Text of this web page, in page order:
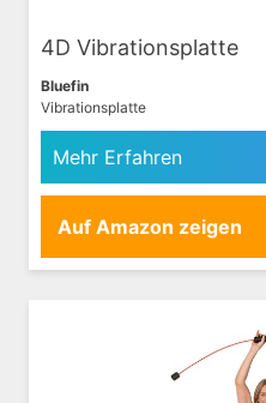
4D Vibrationsplatte
Bluefin
Vibrationsplatte
Mehr Erfahren
Auf Amazon zeigen